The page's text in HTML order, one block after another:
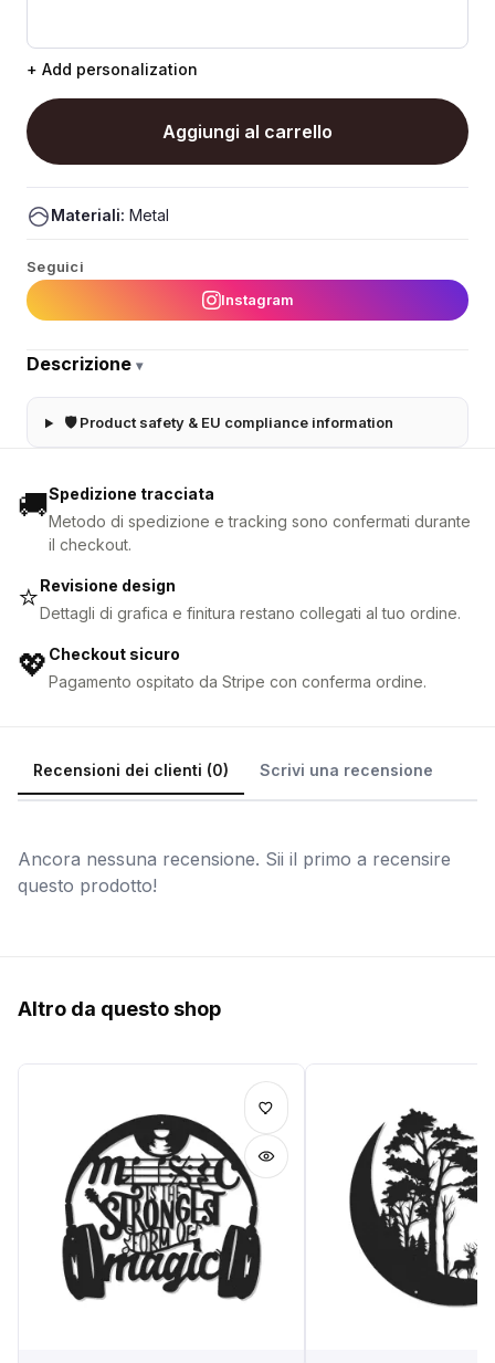
+ Add personalization
Aggiungi al carrello
Materiali: Metal
Seguici
Instagram
Descrizione ▾
🛡 Product safety & EU compliance information
🚚Spedizione tracciata
Metodo di spedizione e tracking sono confermati durante
il checkout.
⭐Revisione design
Dettagli di grafica e finitura restano collegati al tuo ordine.
💖 Checkout sicuro
Pagamento ospitato da Stripe con conferma ordine.
Recensioni dei clienti (0) Scrivi una recensione
Ancora nessuna recensione. Sii il primo a recensire
questo prodotto!
Altro da questo shop